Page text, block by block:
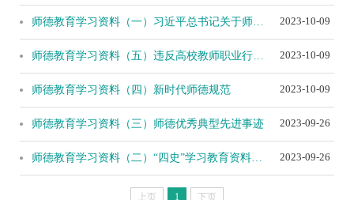
师德教育学习资料（一）习近平总书记关于师德师风的重要论述摘编 2023-10-09
师德教育学习资料（五）违反高校教师职业行为十项准则典型案例 2023-10-09
师德教育学习资料（四）新时代师德规范 2023-10-09
师德教育学习资料（三）师德优秀典型先进事迹 2023-09-26
师德教育学习资料（二）“四史”学习教育资料汇编 2023-09-26
上页 1 下页